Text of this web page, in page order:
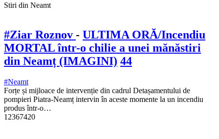
Stiri din Neamt
#Ziar Roznov - ULTIMA ORĂ/Incendiu
MORTAL într-o chilie a unei mănăstiri
din Neamț (IMAGINI) 44
#Neamt
Forțe și mijloace de intervenție din cadrul Detașamentului de
pompieri Piatra-Neamț intervin în aceste momente la un incendiu
produs într-o…
12367420